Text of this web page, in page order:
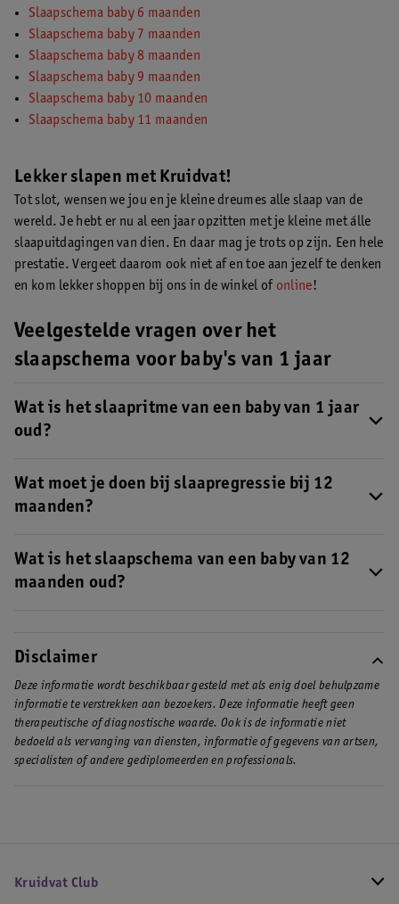
Slaapschema baby 6 maanden
Slaapschema baby 7 maanden
Slaapschema baby 8 maanden
Slaapschema baby 9 maanden
Slaapschema baby 10 maanden
Slaapschema baby 11 maanden
Lekker slapen met Kruidvat!
Tot slot, wensen we jou en je kleine dreumes alle slaap van de
wereld. Je hebt er nu al een jaar opzitten met je kleine met álle
slaapuitdagingen van dien. En daar mag je trots op zijn. Een hele
prestatie. Vergeet daarom ook niet af en toe aan jezelf te denken
en kom lekker shoppen bij ons in de winkel of online!
Veelgestelde vragen over het
slaapschema voor baby's van 1 jaar
Wat is het slaapritme van een baby van 1 jaar
oud?
wakker kon zijn ongeveer drie uur. Nu kunnen (sommige)
kleintjes tussen de 2,5 tot soms zelfs 4 uur wakker zijn.
Wat moet je doen bij slaapregressie bij 12
maanden?
je baby een slaapregressie doormaakt.Lees in deze BLOG hoe je
hier goed mee om kunt gaan
Wat is het slaapschema van een baby van 12
maanden oud?
baby van 12 maanden oud
Disclaimer
Deze informatie wordt beschikbaar gesteld met als enig doel behulpzame
informatie te verstrekken aan bezoekers. Deze informatie heeft geen
therapeutische of diagnostische waarde. Ook is de informatie niet
bedoeld als vervanging van diensten, informatie of gegevens van artsen,
specialisten of andere gediplomeerden en professionals.
Kruidvat Club